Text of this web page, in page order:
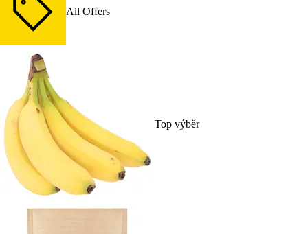
All Offers
Top výběr